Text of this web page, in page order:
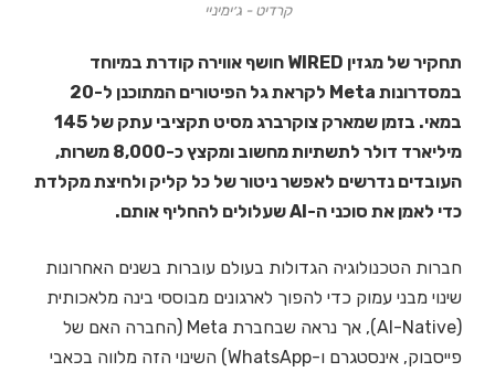
קרדיט - ג׳ימיניי
תחקיר של מגזין WIRED חושף אווירה קודרת במיוחד
במסדרונות Meta לקראת גל הפיטורים המתוכנן ל-20
במאי. בזמן שמארק צוקרברג מסיט תקציבי עתק של 145
מיליארד דולר לתשתיות מחשוב ומקצץ כ-8,000 משרות,
העובדים נדרשים לאפשר ניטור של כל קליק ולחיצת מקלדת
כדי לאמן את סוכני ה-AI שעלולים להחליף אותם.
חברות הטכנולוגיה הגדולות בעולם עוברות בשנים האחרונות
שינוי מבני עמוק כדי להפוך לארגונים מבוססי בינה מלאכותית
(AI-Native), אך נראה שבחברת Meta (החברה האם של
פייסבוק, אינסטגרם ו-WhatsApp) השינוי הזה מלווה בכאבי